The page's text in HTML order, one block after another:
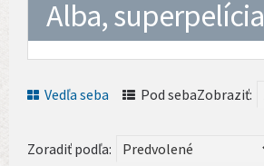
Alba, superpelícia
Vedľa seba Pod sebaZobraziť:
Zoradiť podľa: